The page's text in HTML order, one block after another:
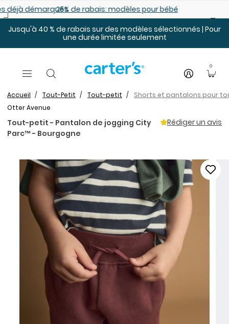
démarqués25% de rabais: modèles pour bébé
Jusqu'à 40 % de rabais sur des modèles sélectionnés | Pour
une durée limitée seulement
0
Accueil Tout-Petit Tout-petit
Shorts et pantalons pour
Otter Avenue
Tout-petit - Pantalon de jogging City
Parc™ - Bourgogne
Rédiger un avis